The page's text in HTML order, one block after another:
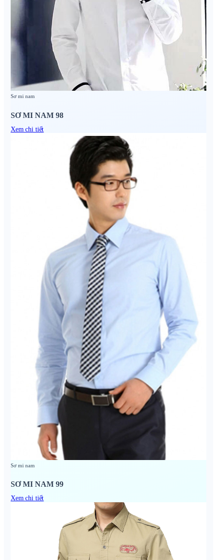
Sơ mi nam
SƠ MI NAM 98
Xem chi tiết
Sơ mi nam
SƠ MI NAM 99
Xem chi tiết